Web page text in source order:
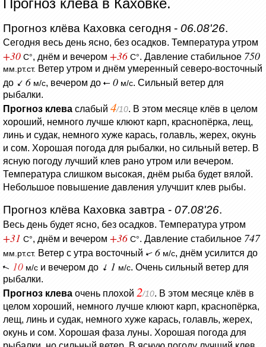
Прогноз клева в Каховке.
Прогноз клёва Каховка сегодня - 06.08'26.
Сегодня весь день ясно, без осадков. Температура утром
+30 C°, днём и вечером +36 C°. Давление стабильное 750
мм.рт.ст. Ветер утром и днём умеренный северо-восточный
до
6 м/с, вечером до 0 м/с. Сильный ветер для
рыбалки.
Прогноз клева слабый 4/10. В этом месяце клёв в целом
хороший, немного лучше клюют карп, краснопёрка, лещ,
линь и судак, немного хуже карась, голавль, жерех, окунь
и сом. Хорошая погода для рыбалки, но сильный ветер. В
ясную погоду лучший клев рано утром или вечером.
Температура слишком высокая, днём рыба будет вялой.
Небольшое повышение давления улучшит клев рыбы.
Прогноз клёва Каховка завтра - 07.08'26.
Весь день будет ясно, без осадков. Температура утром
+31 C°, днём и вечером +36 C°. Давление стабильное 747
мм.рт.ст. Ветер с утра восточный 6 м/с, днём усилится до
10 м/с и вечером до 1 м/с. Очень сильный ветер для
рыбалки.
Прогноз клева очень плохой 2/10. В этом месяце клёв в
целом хороший, немного лучше клюют карп, краснопёрка,
лещ, линь и судак, немного хуже карась, голавль, жерех,
окунь и сом. Хорошая фаза луны. Хорошая погода для